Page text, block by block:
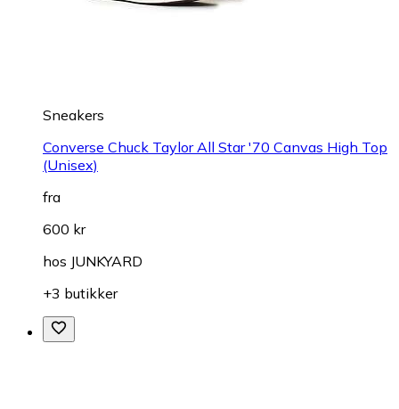
Sneakers
Converse Chuck Taylor All Star '70 Canvas High Top
(Unisex)
fra
600 kr
hos JUNKYARD
+3 butikker